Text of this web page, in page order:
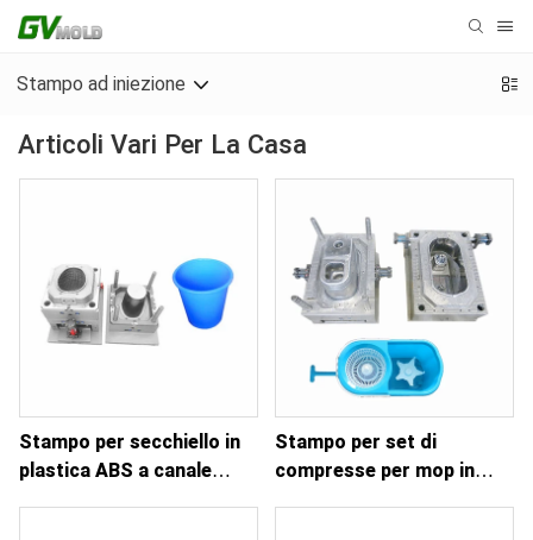
Stampo ad iniezione
Articoli Vari Per La Casa
Stampo per secchiello in
plastica ABS a canale
caldo
Stampo per set di
compresse per mop in
plastica